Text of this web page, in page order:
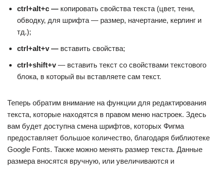
ctrl+alt+c — копировать свойства текста (цвет, тени,
обводку, для шрифта — размер, начертание, керлинг и
тд.);
ctrl+alt+v — вставить свойства;
ctrl+shift+v — вставить текст со свойствами текстового
блока, в который вы вставляете сам текст.
Теперь обратим внимание на функции для редактирования
текста, которые находятся в правом меню настроек. Здесь
вам будет доступна смена шрифтов, которых Фигма
предоставляет большое количество, благодаря библиотеке
Google Fonts. Также можно менять размер текста. Данные
размера вносятся вручную, или увеличиваются и